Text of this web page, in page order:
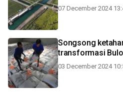
07 December 2024
Songsong
transformasi
03 December 2024